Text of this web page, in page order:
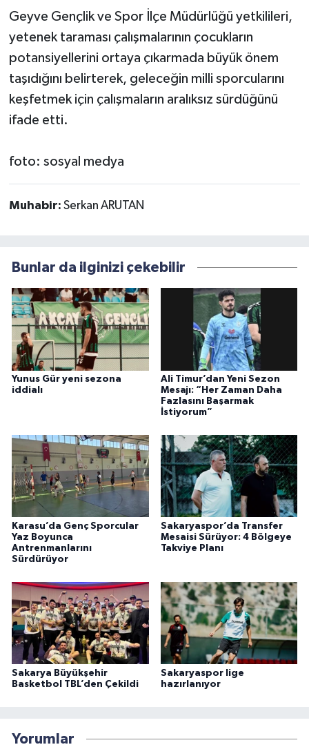
Geyve Gençlik ve Spor İlçe Müdürlüğü yetkilileri,
yetenek taraması çalışmalarının çocukların
potansiyellerini ortaya çıkarmada büyük önem
taşıdığını belirterek, geleceğin milli sporcularını
keşfetmek için çalışmaların aralıksız sürdüğünü
ifade etti.
foto: sosyal medya
Muhabir: Serkan ARUTAN
Bunlar da ilginizi çekebilir
Yunus Gür yeni sezona
iddialı
Ali Timur’dan Yeni Sezon
Mesajı: “Her Zaman Daha
Fazlasını Başarmak
İstiyorum”
Karasu’da Genç Sporcular
Yaz Boyunca
Antrenmanlarını
Sürdürüyor
Sakaryaspor’da Transfer
Mesaisi Sürüyor: 4 Bölgeye
Takviye Planı
Sakarya Büyükşehir
Basketbol TBL’den Çekildi
Sakaryaspor lige
hazırlanıyor
Yorumlar